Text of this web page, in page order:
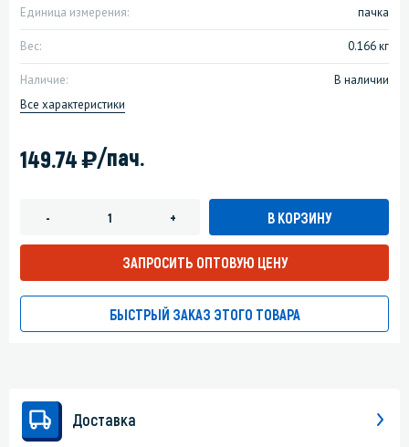
Единица измерения: пачка
Вес: 0.166 кг
Наличие:
В наличии
Все характеристики
149.74)/пач.
- + В КОРЗИНУ
ЗАПРОСИТЬ ОПТОВУЮ ЦЕНУ
БЫСТРЫЙ ЗАКАЗ ЭТОГО ТОВАРА
Доставка